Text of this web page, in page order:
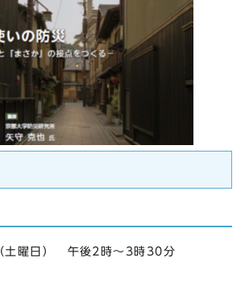
土曜日） 午後2時～3時30分